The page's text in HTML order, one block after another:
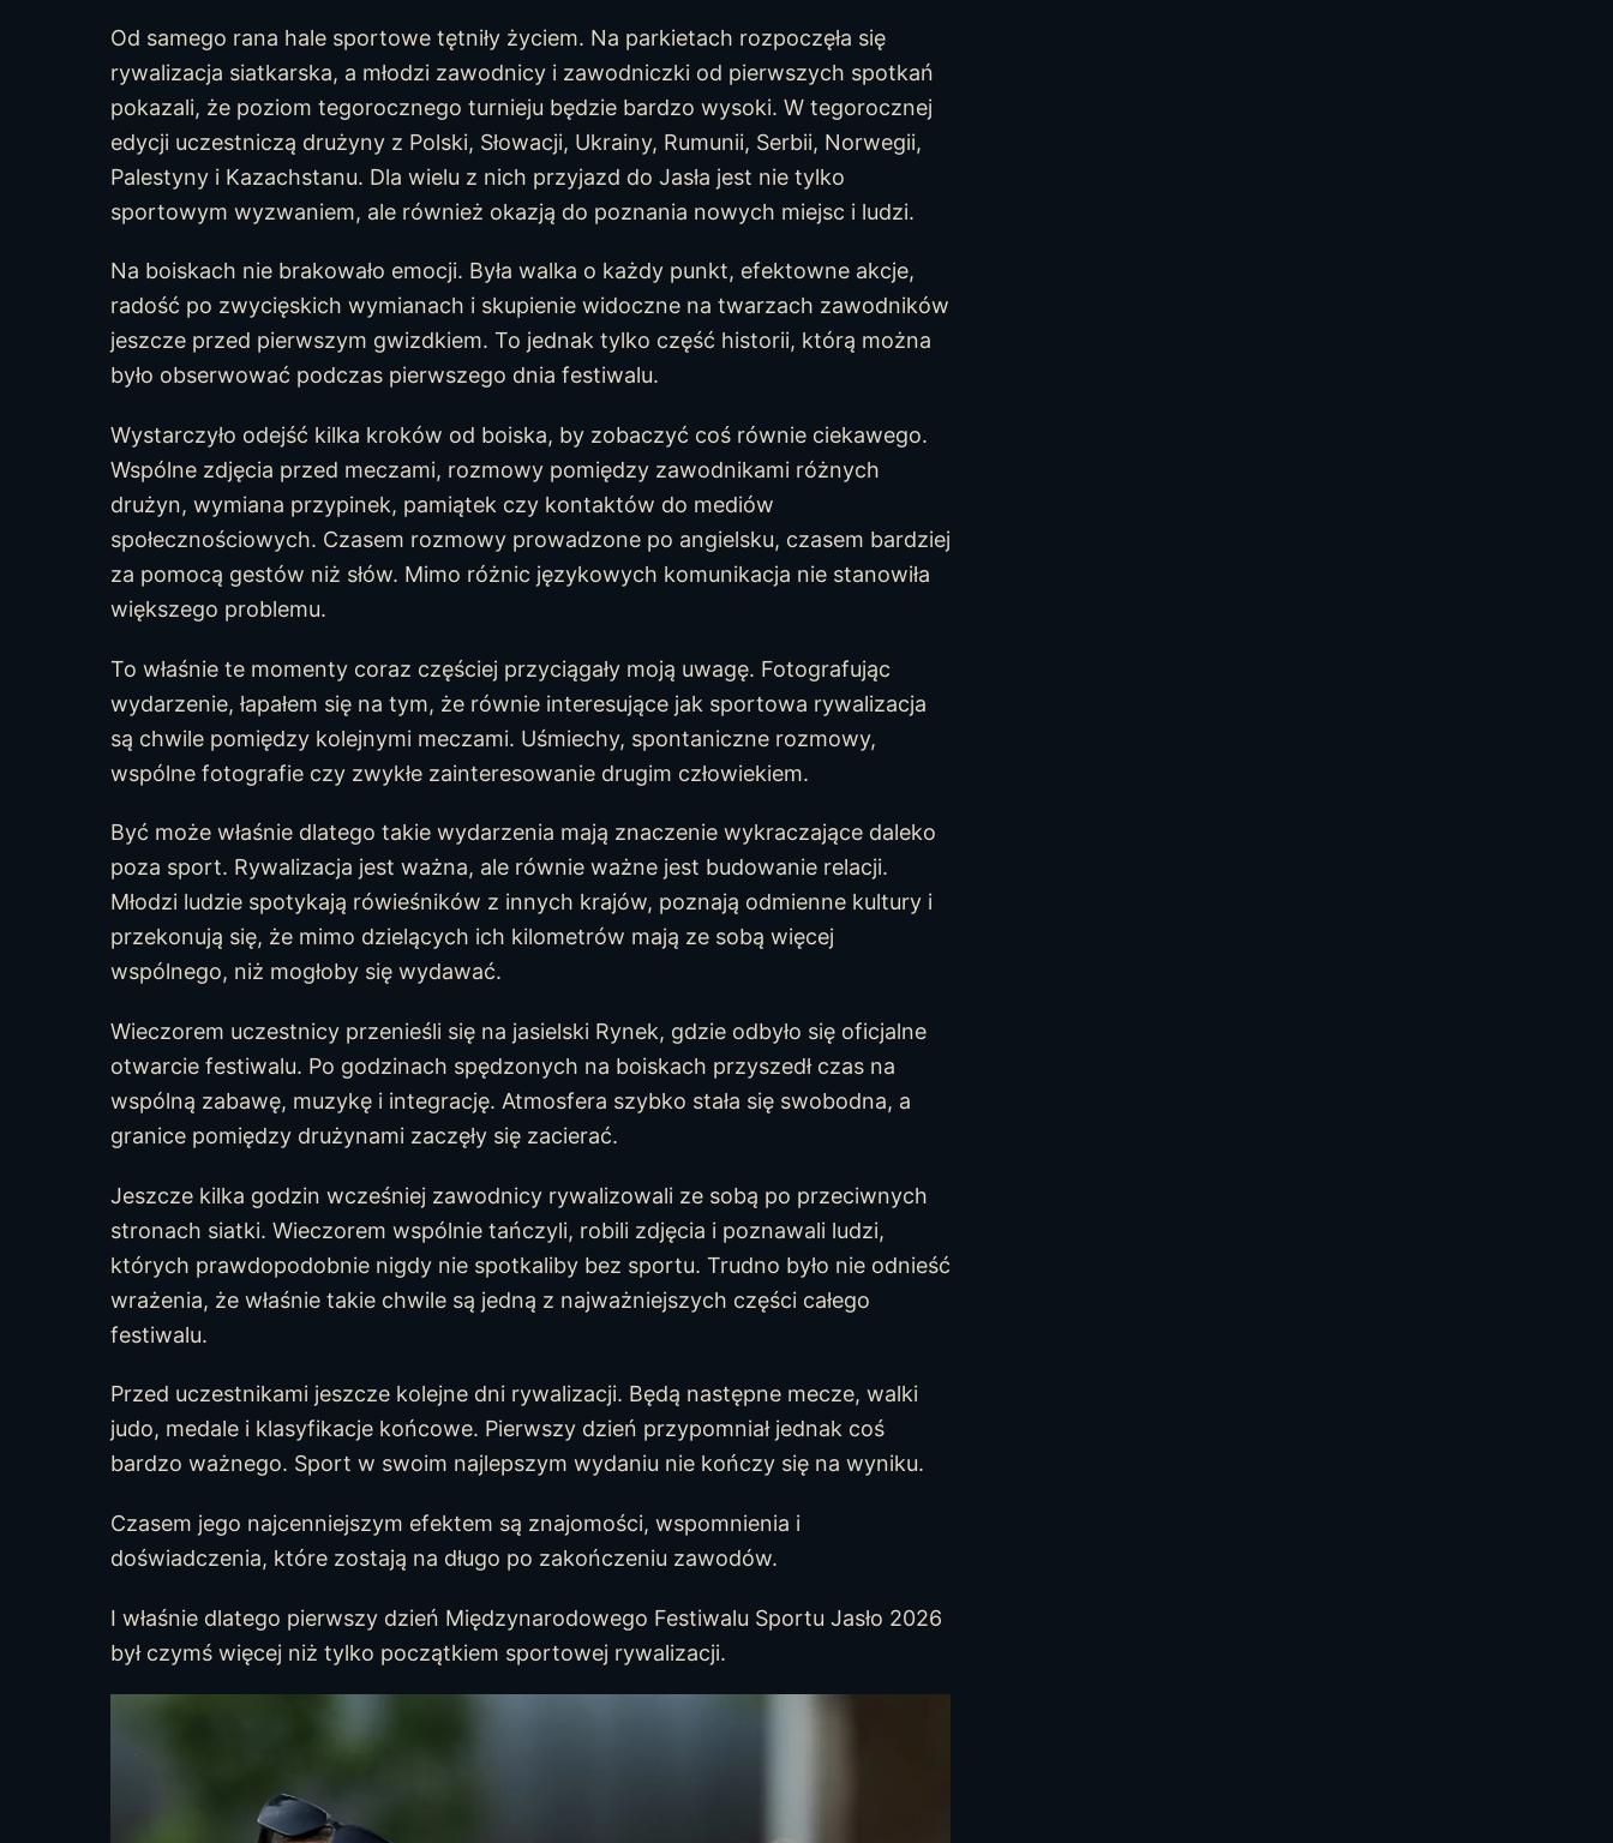
Od samego rana hale sportowe tętniły życiem. Na parkietach rozpoczęła się
rywalizacja siatkarska, a młodzi zawodnicy i zawodniczki od pierwszych spotkań
pokazali, że poziom tegorocznego turnieju będzie bardzo wysoki. W tegorocznej
edycji uczestniczą drużyny z Polski, Słowacji, Ukrainy, Rumunii, Serbii, Norwegii,
Palestyny i Kazachstanu. Dla wielu z nich przyjazd do Jasła jest nie tylko
sportowym wyzwaniem, ale również okazją do poznania nowych miejsc i ludzi.
Na boiskach nie brakowało emocji. Była walka o każdy punkt, efektowne akcje,
radość po zwycięskich wymianach i skupienie widoczne na twarzach zawodników
jeszcze przed pierwszym gwizdkiem. To jednak tylko część historii, którą można
było obserwować podczas pierwszego dnia festiwalu.
Wystarczyło odejść kilka kroków od boiska, by zobaczyć coś równie ciekawego.
Wspólne zdjęcia przed meczami, rozmowy pomiędzy zawodnikami różnych
drużyn, wymiana przypinek, pamiątek czy kontaktów do mediów
społecznościowych. Czasem rozmowy prowadzone po angielsku, czasem bardziej
za pomocą gestów niż słów. Mimo różnic językowych komunikacja nie stanowiła
większego problemu.
To właśnie te momenty coraz częściej przyciągały moją uwagę. Fotografując
wydarzenie, łapałem się na tym, że równie interesujące jak sportowa rywalizacja
są chwile pomiędzy kolejnymi meczami. Uśmiechy, spontaniczne rozmowy,
wspólne fotografie czy zwykłe zainteresowanie drugim człowiekiem.
Być może właśnie dlatego takie wydarzenia mają znaczenie wykraczające daleko
poza sport. Rywalizacja jest ważna, ale równie ważne jest budowanie relacji.
Młodzi ludzie spotykają rówieśników z innych krajów, poznają odmienne kultury i
przekonują się, że mimo dzielących ich kilometrów mają ze sobą więcej
wspólnego, niż mogłoby się wydawać.
Wieczorem uczestnicy przenieśli się na jasielski Rynek, gdzie odbyło się oficjalne
otwarcie festiwalu. Po godzinach spędzonych na boiskach przyszedł czas na
wspólną zabawę, muzykę i integrację. Atmosfera szybko stała się swobodna, a
granice pomiędzy drużynami zaczęły się zacierać.
Jeszcze kilka godzin wcześniej zawodnicy rywalizowali ze sobą po przeciwnych
stronach siatki. Wieczorem wspólnie tańczyli, robili zdjęcia i poznawali ludzi,
których prawdopodobnie nigdy nie spotkaliby bez sportu. Trudno było nie odnieść
wrażenia, że właśnie takie chwile są jedną z najważniejszych części całego
festiwalu.
Przed uczestnikami jeszcze kolejne dni rywalizacji. Będą następne mecze, walki
judo, medale i klasyfikacje końcowe. Pierwszy dzień przypomniał jednak coś
bardzo ważnego. Sport w swoim najlepszym wydaniu nie kończy się na wyniku.
Czasem jego najcenniejszym efektem są znajomości, wspomnienia i
doświadczenia, które zostają na długo po zakończeniu zawodów.
I właśnie dlatego pierwszy dzień Międzynarodowego Festiwalu Sportu Jasło 2026
był czymś więcej niż tylko początkiem sportowej rywalizacji.